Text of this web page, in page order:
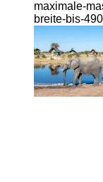
maximale-
breite-bis-